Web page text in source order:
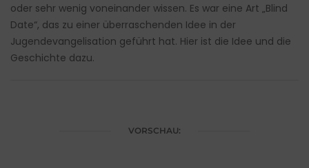
oder sehr wenig voneinander wissen. Es war eine Art „Blind
Date“, das zu einer überraschenden Idee in der
Jugendevangelisation geführt hat. Hier ist die Idee und die
Geschichte dazu.
VORSCHAU: